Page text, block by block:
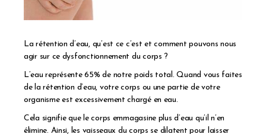
La rétention d’eau, qu’est ce c’est et comment pouvons nous
agir sur ce dysfonctionnement du corps ?
L’eau représente 65% de notre poids total. Quand vous faites
de la rétention d’eau, votre corps ou une partie de votre
organisme est excessivement chargé en eau.
Cela signifie que le corps emmagasine plus d’eau qu’il n’en
élimine. Ainsi, les vaisseaux du corps se dilatent pour laisser